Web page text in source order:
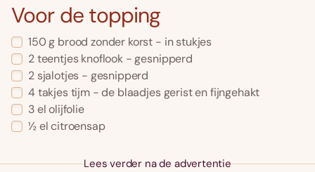
Voor de topping
150 g brood zonder korst - in stukjes
2 teentjes knoflook - gesnipperd
2 sjalotjes - gesnipperd
4 takjes tijm - de blaadjes gerist en fijngehakt
3 el olijfolie
½ el citroensap
Lees verder na de advertentie